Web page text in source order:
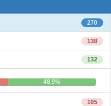
270
138
132
48,9%
105